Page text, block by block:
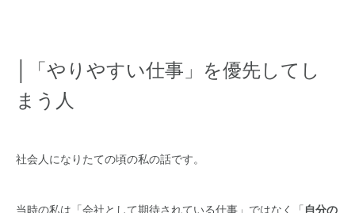
│「やりやすい仕事」を優先してし
まう人
社会人になりたての頃の私の話です。
当時の私は「会社として期待されている仕事」ではなく「自分の